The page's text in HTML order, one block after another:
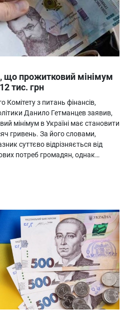
що прожитковий мінімум
тис. грн
Комітету з питань фінансів,
Данило Гетманцев заявив,
мінімум в Україні має становити
гривень. За його словами,
суттєво відрізняється від
потреб громадян, однак…